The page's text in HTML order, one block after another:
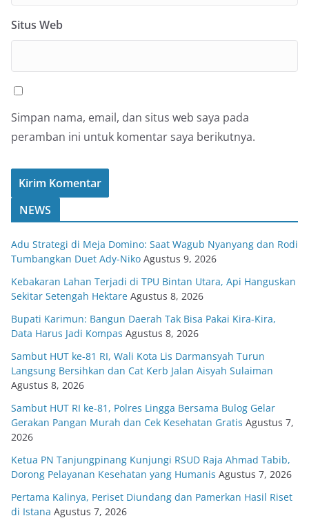
Situs Web
Simpan nama, email, dan situs web saya pada
peramban ini untuk komentar saya berikutnya.
NEWS
Adu Strategi di Meja Domino: Saat Wagub Nyanyang dan Rodi
Tumbangkan Duet Ady-Niko Agustus 9, 2026
Kebakaran Lahan Terjadi di TPU Bintan Utara, Api Hanguskan
Sekitar Setengah Hektare Agustus 8, 2026
Bupati Karimun: Bangun Daerah Tak Bisa Pakai Kira-Kira,
Data Harus Jadi Kompas Agustus 8, 2026
Sambut HUT ke-81 RI, Wali Kota Lis Darmansyah Turun
Langsung Bersihkan dan Cat Kerb Jalan Aisyah Sulaiman
Agustus 8, 2026
Sambut HUT RI ke-81, Polres Lingga Bersama Bulog Gelar
Gerakan Pangan Murah dan Cek Kesehatan Gratis Agustus 7,
2026
Ketua PN Tanjungpinang Kunjungi RSUD Raja Ahmad Tabib,
Dorong Pelayanan Kesehatan yang Humanis Agustus 7, 2026
Pertama Kalinya, Periset Diundang dan Pamerkan Hasil Riset
di Istana Agustus 7, 2026